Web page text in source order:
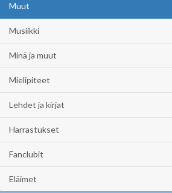
Muut
Musiikki
Minä ja muut
Mielipiteet
Lehdet ja kirjat
Harrastukset
Fanclubit
Eläimet